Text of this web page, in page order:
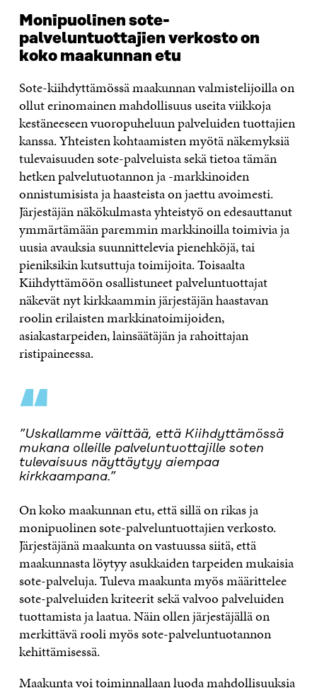
Monipuolinen sote-
palveluntuottajien verkosto on
koko maakunnan etu
Sote-kiihdyttämössä maakunnan valmistelijoilla on
ollut erinomainen mahdollisuus useita viikkoja
kestäneeseen vuoropuheluun palveluiden tuottajien
kanssa. Yhteisten kohtaamisten myötä näkemyksiä
tulevaisuuden sote-palveluista sekä tietoa tämän
hetken palvelutuotannon ja -markkinoiden
onnistumisista ja haasteista on jaettu avoimesti.
Järjestäjän näkökulmasta yhteistyö on edesauttanut
ymmärtämään paremmin markkinoilla toimivia ja
uusia avauksia suunnittelevia pienehköjä, tai
pieniksikin kutsuttuja toimijoita. Toisaalta
Kiihdyttämöön osallistuneet palveluntuottajat
näkevät nyt kirkkaammin järjestäjän haastavan
roolin erilaisten markkinatoimijoiden,
asiakastarpeiden, lainsäätäjän ja rahoittajan
ristipaineessa.
“
”Uskallamme väittää, että Kiihdyttämössä
mukana olleille palveluntuottajille soten
tulevaisuus näyttäytyy aiempaa
kirkkaampana.”
On koko maakunnan etu, että sillä on rikas ja
monipuolinen sote-palveluntuottajien verkosto.
Järjestäjänä maakunta on vastuussa siitä, että
maakunnasta löytyy asukkaiden tarpeiden mukaisia
sote-palveluja. Tuleva maakunta myös määrittelee
sote-palveluiden kriteerit sekä valvoo palveluiden
tuottamista ja laatua. Näin ollen järjestäjällä on
merkittävä rooli myös sote-palveluntuotannon
kehittämisessä.
Maakunta voi toiminnallaan luoda mahdollisuuksia